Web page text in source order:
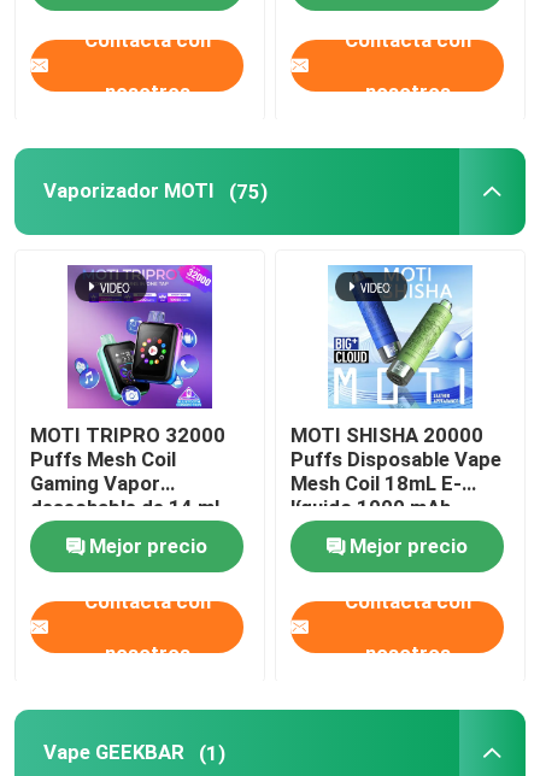
Inicio
Productos
Videos
Sobre nosotros
Visita a la fábrica
Control de Calidad
Contacto
Solicitar una cotización
ELFBAR Vape
Contacta con
nosotros
Contacta con
nosotros
Vaporizador MOTI (75)
MOTI TRIPRO 32000
Puffs Mesh Coil
Gaming Vapor
desechable de 14 ml
líquido electrónico de
650 mAh 50 mg de
nicotina
Mejor precio
Contacta con
nosotros
MOTI SHISHA 20000
Puffs Disposable Vape
Mesh Coil 18mL E-
líquido 1000 mAh
20mg/mL Nicotina
tipo-C Mejor precio
Contacta con
nosotros
Vape GEEKBAR (1)